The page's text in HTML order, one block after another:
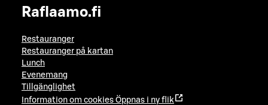
Raflaamo.fi
Restauranger
Restauranger på kartan
Lunch
Evenemang
Tillgänglighet
Information om cookies Öppnas i ny flik